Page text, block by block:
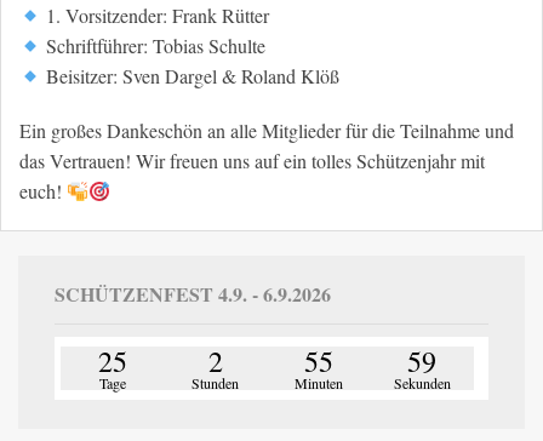
1. Vorsitzender: Frank Rütter
Schriftführer: Tobias Schulte
Beisitzer: Sven Dargel & Roland Klöß
Ein großes Dankeschön an alle Mitglieder für die Teilnahme und
das Vertrauen! Wir freuen uns auf ein tolles Schützenjahr mit
euch!
SCHÜTZENFEST 4.9. - 6.9.2026
25
Tage
2
Stunden
55
Minuten
59
Sekunden